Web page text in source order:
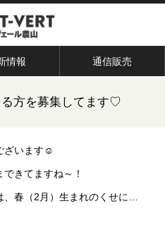
情報 通信販売
方を募集してます♡
ざいます☺
きてますね～！
、春（2月）生まれのくせに…